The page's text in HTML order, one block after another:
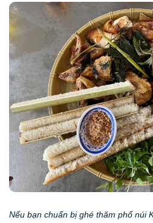
Nếu bạn chuẩn bị ghé thăm phố núi